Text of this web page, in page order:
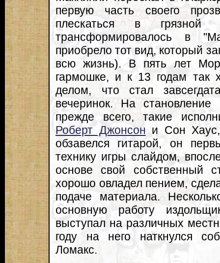
первую часть своего
плескаться в
трансформировалось в
приобрело тот вид, который
всю жизнь). В пять лет
гармошке, и к 13 годам так
делом, что стал
вечеринок. На становление
прежде всего, такие
Роберт Джонсон и Сон
обзавелся гитарой, он
технику игры слайдом,
основе свой собственный
хорошо овладел пением,
подаче материала.
основную работу
выступал на различных
году на него наткнулся
Ломакс.